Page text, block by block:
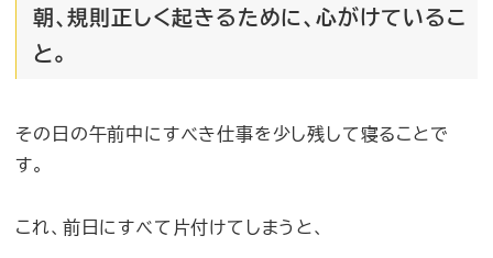
朝、規則正しく起きるために、心がけているこ
と。
その日の午前中にすべき仕事を少し残して寝ることで
す。
これ、前日にすべて片付けてしまうと、